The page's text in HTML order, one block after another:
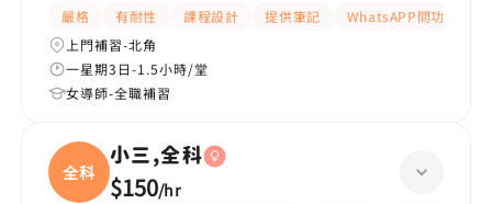
嚴格 有耐性 課程設計 提供筆記 WhatsAPP問功課
上門補習-北角
一星期3日-1.5小時/堂
女導師-全職補習
全科
小三,全科
$150/hr